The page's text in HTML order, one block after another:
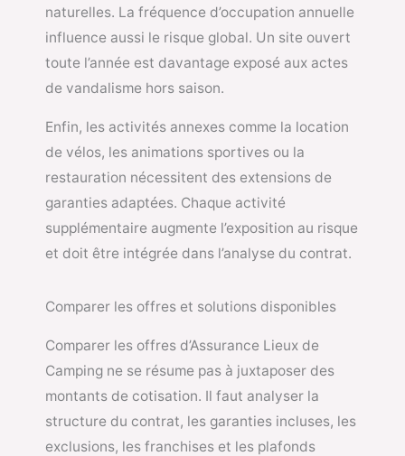
naturelles. La fréquence d’occupation annuelle
influence aussi le risque global. Un site ouvert
toute l’année est davantage exposé aux actes
de vandalisme hors saison.
Enfin, les activités annexes comme la location
de vélos, les animations sportives ou la
restauration nécessitent des extensions de
garanties adaptées. Chaque activité
supplémentaire augmente l’exposition au risque
et doit être intégrée dans l’analyse du contrat.
Comparer les offres et solutions disponibles
Comparer les offres d’Assurance Lieux de
Camping ne se résume pas à juxtaposer des
montants de cotisation. Il faut analyser la
structure du contrat, les garanties incluses, les
exclusions, les franchises et les plafonds